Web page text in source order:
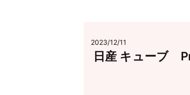
2023/12/11
日産 キューブ